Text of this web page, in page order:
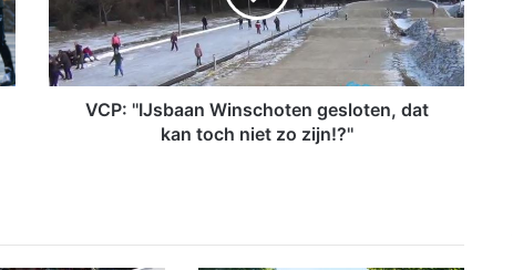
I
J
s
n
VCP: ''IJsbaan Winschoten gesloten, dat
kan toch niet zo zijn!?''